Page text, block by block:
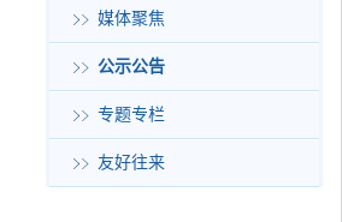
媒体聚焦
公示公告
专题专栏
友好往来